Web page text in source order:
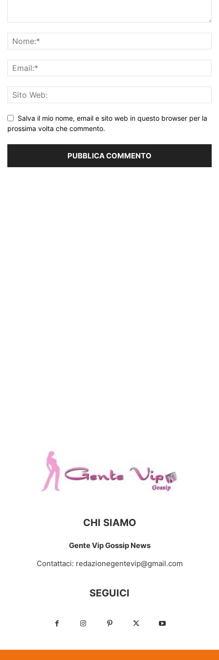
Salva il mio nome, email e sito web in questo browser per la
prossima volta che commento.
CHI SIAMO
Gente Vip Gossip News
Contattaci: redazionegentevip@gmail.com
SEGUICI